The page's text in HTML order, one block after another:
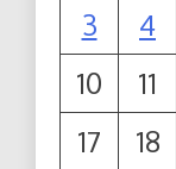
3
4
10
11
17
18